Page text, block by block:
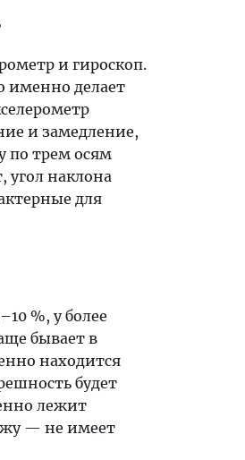
и гироскоп.
именно делает
и замедление,
по трем осям
угол наклона
для
%, у более
бывает в
находится
будет
лежит
— не имеет